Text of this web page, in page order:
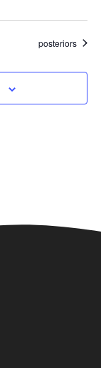
Esdeveniments
posteriors